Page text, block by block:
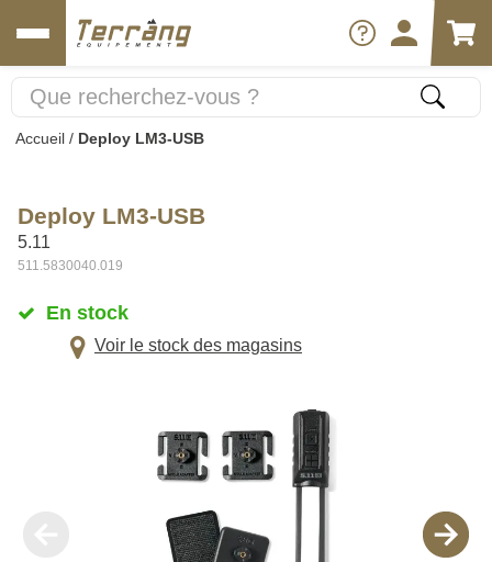
Accueil / Deploy LM3-USB
Deploy LM3-USB
5.11
511.5830040.019
En stock
Voir le stock des magasins